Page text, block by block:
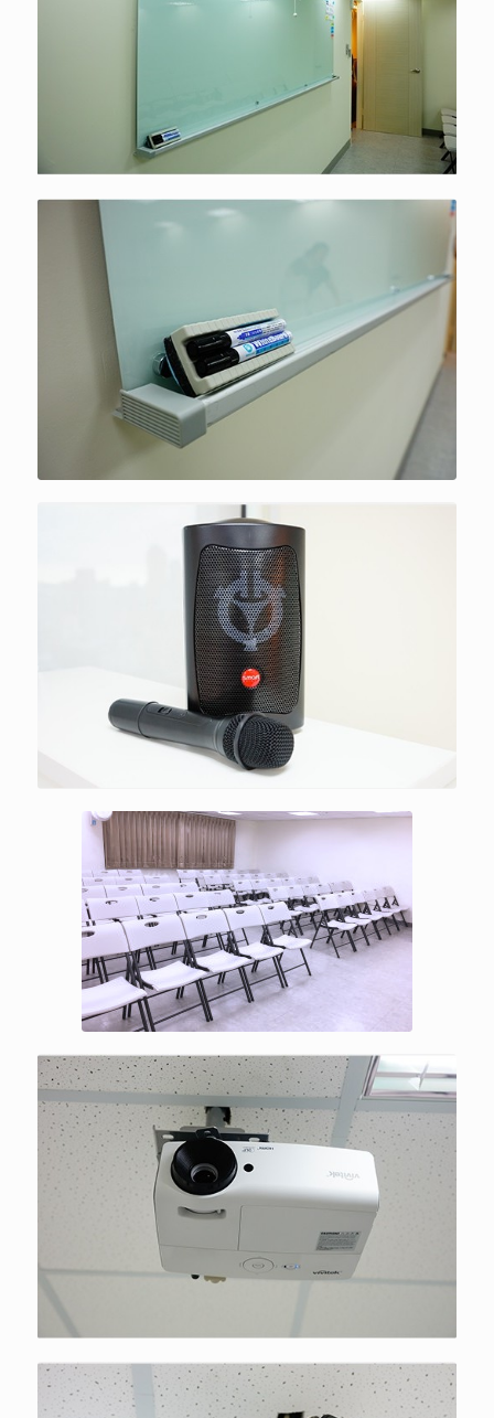
白板、三色氣壓書寫器具、獨立燈
源開關，板書派講師的最愛
白板、三色氣壓書寫器具、獨立燈
源開關，板書派講師的最愛
視訊、音源、擴音設備集合配置，
功能齊全，使用方便
機動式摺疊訓練桌，隨時
根據授課內容輕鬆調整排
列組合
高流明雙介面投影機，提供VGA與
HDMI雙介面、100吋大投影畫面